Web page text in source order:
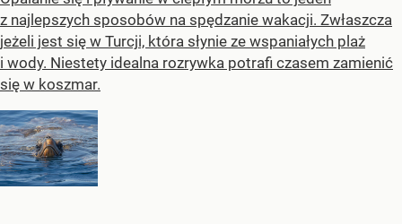
z najlepszych sposobów na spędzanie wakacji. Zwłaszcza
jeżeli jest się w Turcji, która słynie ze wspaniałych plaż
i wody. Niestety idealna rozrywka potrafi czasem zamienić
się w koszmar.